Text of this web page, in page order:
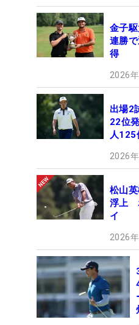
金子
連勝
得
2026
出場2
22位
人125
2026
松山
浮上
イ
2026